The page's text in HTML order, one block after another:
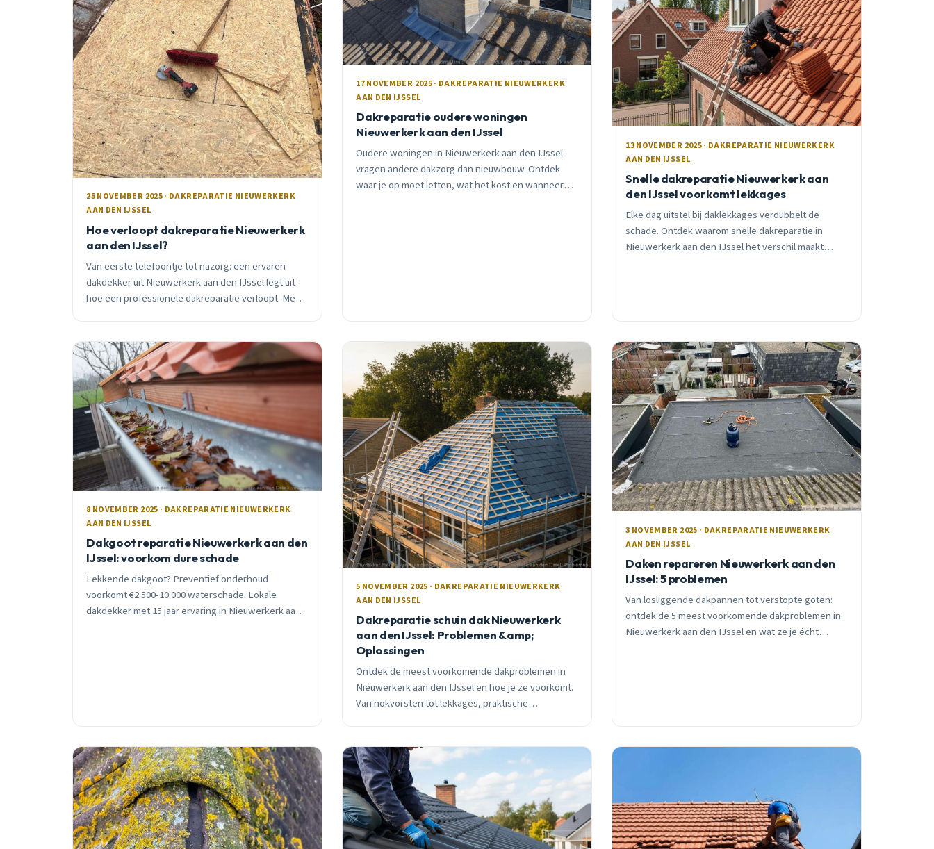
25 NOVEMBER 2025 · DAKREPARATIE NIEUWERKERK
AAN DEN IJSSEL
Hoe verloopt dakreparatie Nieuwerkerk
aan den IJssel?
Van eerste telefoontje tot nazorg: een ervaren
dakdekker uit Nieuwerkerk aan den IJssel legt uit
hoe een professionele dakreparatie verloopt. Met
17 NOVEMBER 2025 · DAKREPARATIE NIEUWERKERK
AAN DEN IJSSEL
Dakreparatie oudere woningen
Nieuwerkerk aan den IJssel
Oudere woningen in Nieuwerkerk aan den IJssel
vragen andere dakzorg dan nieuwbouw. Ontdek
waar je op moet letten, wat het kost en wanneer
13 NOVEMBER 2025 · DAKREPARATIE NIEUWERKERK
AAN DEN IJSSEL
Snelle dakreparatie Nieuwerkerk aan
den IJssel voorkomt lekkages
Elke dag uitstel bij daklekkages verdubbelt de
schade. Ontdek waarom snelle dakreparatie in
Nieuwerkerk aan den IJssel het verschil maakt
8 NOVEMBER 2025 · DAKREPARATIE NIEUWERKERK
AAN DEN IJSSEL
Dakgoot reparatie Nieuwerkerk aan den
IJssel: voorkom dure schade
Lekkende dakgoot? Preventief onderhoud
voorkomt €2.500-10.000 waterschade. Lokale
dakdekker met 15 jaar ervaring in Nieuwerkerk aan
5 NOVEMBER 2025 · DAKREPARATIE NIEUWERKERK
AAN DEN IJSSEL
Dakreparatie schuin dak Nieuwerkerk
aan den IJssel: Problemen &amp;
Oplossingen
Ontdek de meest voorkomende dakproblemen in
Nieuwerkerk aan den IJssel en hoe je ze voorkomt.
Van nokvorsten tot lekkages, praktische
3 NOVEMBER 2025 · DAKREPARATIE NIEUWERKERK
AAN DEN IJSSEL
Daken repareren Nieuwerkerk aan den
IJssel: 5 problemen
Van losliggende dakpannen tot verstopte goten:
ontdek de 5 meest voorkomende dakproblemen in
Nieuwerkerk aan den IJssel en wat ze je écht